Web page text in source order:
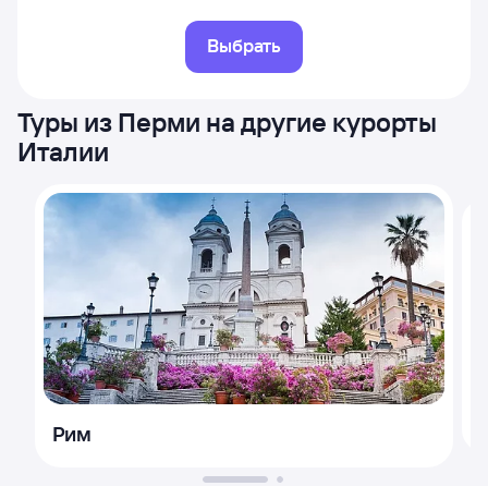
Выбрать
Туры из Перми на другие курорты
Италии
Рим